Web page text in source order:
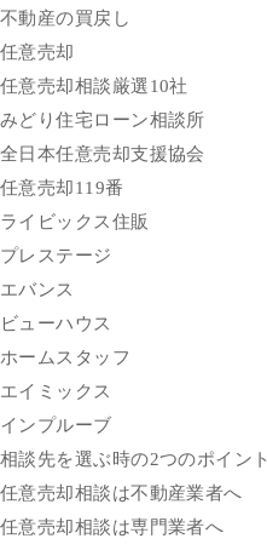
不動産の買戻し
任意売却
任意売却相談厳選10社
みどり住宅ローン相談所
全日本任意売却支援協会
任意売却119番
ライビックス住販
プレステージ
エバンス
ビューハウス
ホームスタッフ
エイミックス
インプルーブ
相談先を選ぶ時の2つのポイント
任意売却相談は不動産業者へ
任意売却相談は専門業者へ